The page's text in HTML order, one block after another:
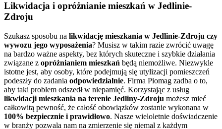
Likwidacja i opróżnianie mieszkań w Jedlinie-
Zdroju
Szukasz sposobu na likwidację mieszkania w Jedlinie-Zdroju czy
wywozu jego wyposażenia? Musisz w takim razie zwrócić uwagę
na bardzo ważne aspekty, bez których skuteczne i szybkie działania
związane z opróżnianiem mieszkań będą niemożliwe. Niezwykle
istotne jest, aby osoby, które podejmują się utylizacji pomieszczeń
podeszły do zadania odpowiedzialnie. Firma Piomag zadba o to,
aby taki problem odszedł w niepamięć. Korzystając z usług
likwidacji mieszkania na terenie Jedliny-Zdroju możesz mieć
całkowitą pewność, że całość obowiązków zostanie wykonana w
100% bezpiecznie i prawidłowo. Nasze wieloletnie doświadczenie
w branży pozwala nam na zmierzenie się niemal z każdym